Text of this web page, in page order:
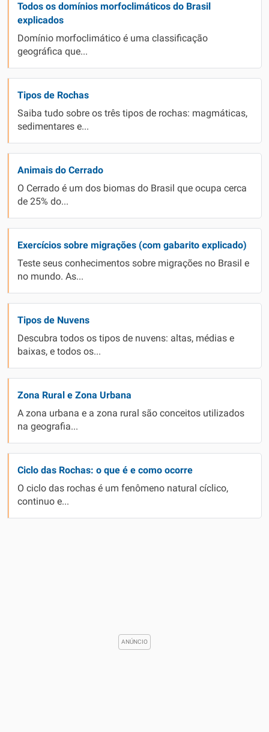
Todos os domínios morfoclimáticos do Brasil
explicados
Domínio morfoclimático é uma classificação
geográfica que...
Tipos de Rochas
Saiba tudo sobre os três tipos de rochas: magmáticas,
sedimentares e...
Animais do Cerrado
O Cerrado é um dos biomas do Brasil que ocupa cerca
de 25% do...
Exercícios sobre migrações (com gabarito explicado)
Teste seus conhecimentos sobre migrações no Brasil e
no mundo. As...
Tipos de Nuvens
Descubra todos os tipos de nuvens: altas, médias e
baixas, e todos os...
Zona Rural e Zona Urbana
A zona urbana e a zona rural são conceitos utilizados
na geografia...
Ciclo das Rochas: o que é e como ocorre
O ciclo das rochas é um fenômeno natural cíclico,
continuo e...